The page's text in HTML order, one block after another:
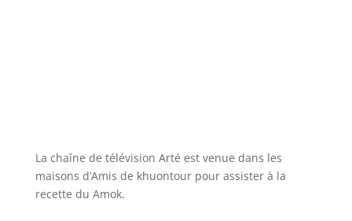
La chaîne de télévision Arté est venue dans les
maisons d’Amis de khuontour pour assister à la
recette du Amok.